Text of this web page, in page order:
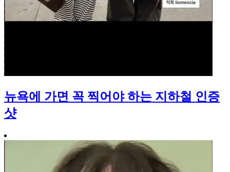
뉴욕에 가면 꼭 찍어야 하는 지하철 인증
샷